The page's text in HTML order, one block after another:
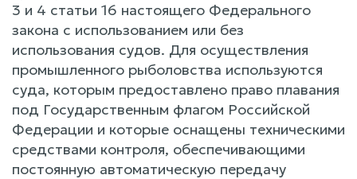
3 и 4 статьи 16 настоящего Федерального
закона с использованием или без
использования судов. Для осуществления
промышленного рыболовства используются
суда, которым предоставлено право плавания
под Государственным флагом Российской
Федерации и которые оснащены техническими
средствами контроля, обеспечивающими
постоянную автоматическую передачу